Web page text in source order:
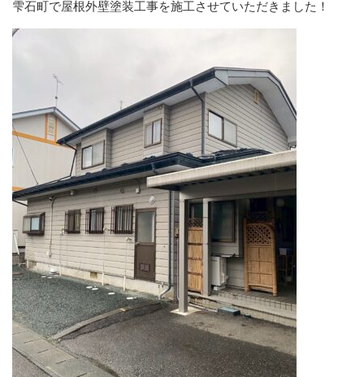
雫石町で屋根外壁塗装工事を施工させていただきました！